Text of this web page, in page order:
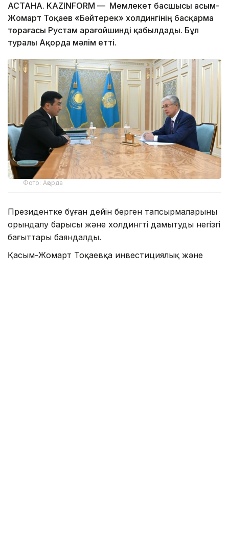
АСТАНА. KAZINFORM — Мемлекет басшысы Қасым-
Жомарт Тоқаев «Бәйтерек» холдингінің басқарма
төрағасы Рустам Қарағойшинді қабылдады. Бұл
туралы Ақорда мәлім етті.
Фото: Ақорда
Президентке бұған дейін берген тапсырмаларының
орындалу барысы және холдингті дамытудың негізгі
бағыттары баяндалды.
Қасым-Жомарт Тоқаевқа инвестициялық және